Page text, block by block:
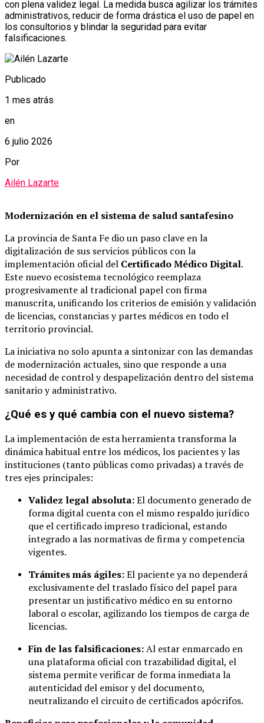
con plena validez legal. La medida busca agilizar los trámites
administrativos, reducir de forma drástica el uso de papel en
los consultorios y blindar la seguridad para evitar
falsificaciones.
Publicado
1 mes atrás
en
6 julio 2026
Por
Ailén Lazarte
Modernización en el sistema de salud santafesino
La provincia de Santa Fe dio un paso clave en la
digitalización de sus servicios públicos con la
implementación oficial del Certificado Médico Digital.
Este nuevo ecosistema tecnológico reemplaza
progresivamente al tradicional papel con firma
manuscrita, unificando los criterios de emisión y validación
de licencias, constancias y partes médicos en todo el
territorio provincial.
La iniciativa no solo apunta a sintonizar con las demandas
de modernización actuales, sino que responde a una
necesidad de control y despapelización dentro del sistema
sanitario y administrativo.
¿Qué es y qué cambia con el nuevo sistema?
La implementación de esta herramienta transforma la
dinámica habitual entre los médicos, los pacientes y las
instituciones (tanto públicas como privadas) a través de
tres ejes principales:
Validez legal absoluta:El documento generado de
forma digital cuenta con el mismo respaldo jurídico
que el certificado impreso tradicional, estando
integrado a las normativas de firma y competencia
vigentes.
Trámites más ágiles:El paciente ya no dependerá
exclusivamente del traslado físico del papel para
presentar un justificativo médico en su entorno
laboral o escolar, agilizando los tiempos de carga de
licencias.
Fin de las falsificaciones:Al estar enmarcado en
una plataforma oficial con trazabilidad digital, el
sistema permite verificar de forma inmediata la
autenticidad del emisor y del documento,
neutralizando el circuito de certificados apócrifos.